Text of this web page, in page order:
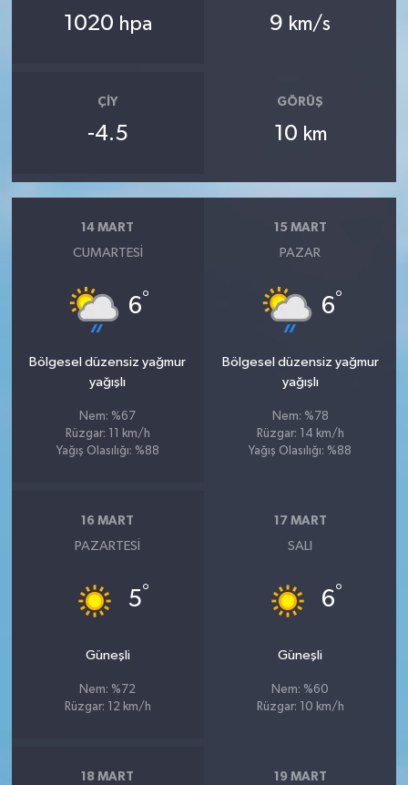
1020 hpa 9 km/s
ÇIY
-4.5
GÖRÜŞ
10 km
14 MART
CUMARTESI
6°
Bölgesel düzensiz yağmur
yağışlı
Nem: %67
Rüzgar: 11 km/h
Yağış Olasılığı: %88
15 MART
PAZAR
6°
Bölgesel düzensiz yağmur
yağışlı
Nem: %78
Rüzgar: 14 km/h
Yağış Olasılığı: %88
16 MART
PAZARTESI
5°
Güneşli
Nem: %72
Rüzgar: 12 km/h
17 MART
SALI
6°
Güneşli
Nem: %60
Rüzgar: 10 km/h
18 MART 19 MART